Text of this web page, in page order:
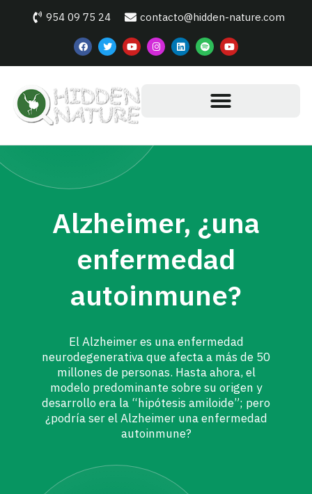
954 09 75 24 contacto@hidden-nature.com
Alzheimer, ¿una
enfermedad
autoinmune?
El Alzheimer es una enfermedad
neurodegenerativa que afecta a más de 50
millones de personas. Hasta ahora, el
modelo predominante sobre su origen y
desarrollo era la “hipótesis amiloide”; pero
¿podría ser el Alzheimer una enfermedad
autoinmune?